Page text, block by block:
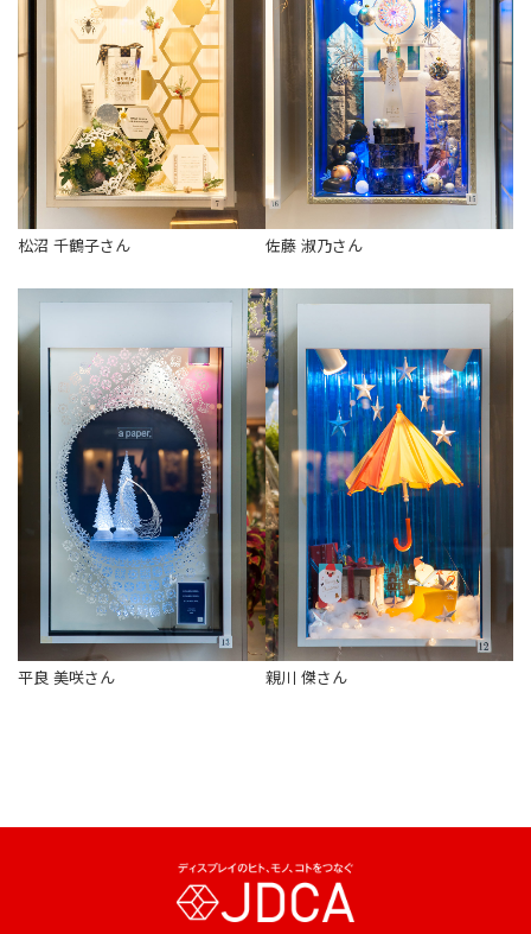
松沼 千鶴子さん 佐藤 淑乃さん
平良 美咲さん 親川 傑さん